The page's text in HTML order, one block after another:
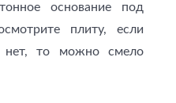
основание под
плиту, если
нет, то можно смело